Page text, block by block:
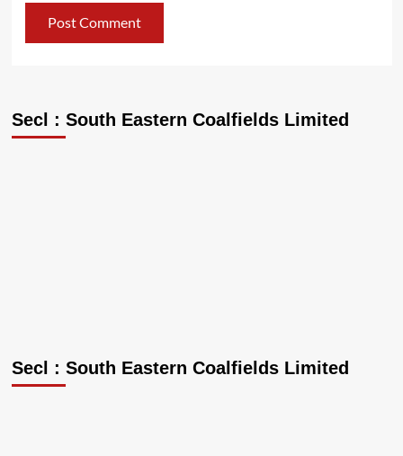
Secl : South Eastern Coalfields Limited
Secl : South Eastern Coalfields Limited